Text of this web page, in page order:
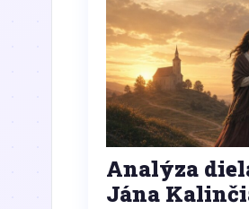
Analýza
Jána